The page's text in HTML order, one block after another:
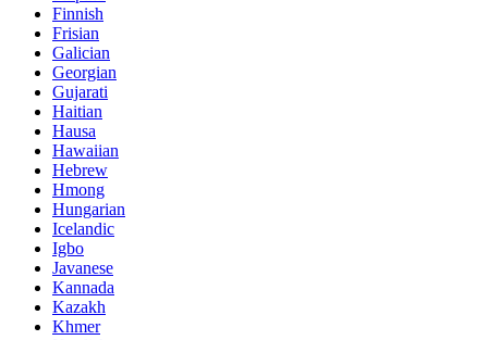
Finnish
Frisian
Galician
Georgian
Gujarati
Haitian
Hausa
Hawaiian
Hebrew
Hmong
Hungarian
Icelandic
Igbo
Javanese
Kannada
Kazakh
Khmer